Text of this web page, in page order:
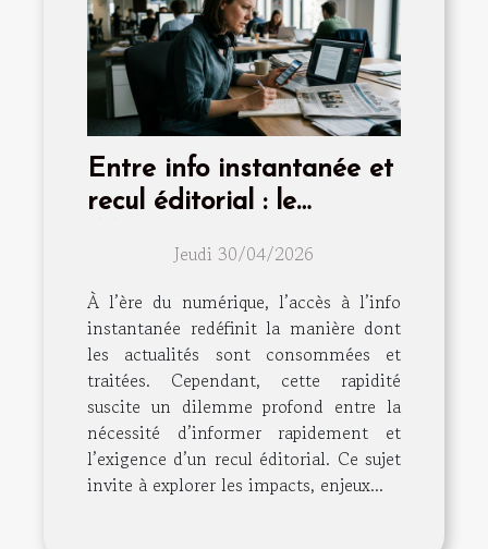
Entre info instantanée et
recul éditorial : le
Jeudi 30/04/2026
À l’ère du numérique, l’accès à l’info
instantanée redéfinit la manière dont
les actualités sont consommées et
traitées. Cependant, cette rapidité
suscite un dilemme profond entre la
nécessité d’informer rapidement et
l’exigence d’un recul éditorial. Ce sujet
invite à explorer les impacts, enjeux...